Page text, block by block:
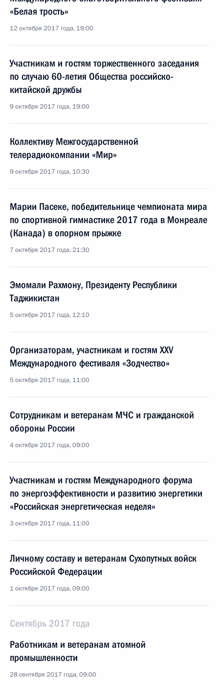
«Белая трость»
12 октября 2017 года, 19:00
Участникам и гостям торжественного заседания
по случаю 60-летия Общества российско-
китайской дружбы
9 октября 2017 года, 19:00
Коллективу Межгосударственной
телерадиокомпании «Мир»
9 октября 2017 года, 10:30
Марии Пасеке, победительнице чемпионата мира
по спортивной гимнастике 2017 года в Монреале
(Канада) в опорном прыжке
7 октября 2017 года, 21:30
Эмомали Рахмону, Президенту Республики
Таджикистан
5 октября 2017 года, 12:10
Организаторам, участникам и гостям XXV
Международного фестиваля «Зодчество»
5 октября 2017 года, 11:00
Сотрудникам и ветеранам МЧС и гражданской
обороны России
4 октября 2017 года, 09:00
Участникам и гостям Международного форума
по энергоэффективности и развитию энергетики
«Российская энергетическая неделя»
3 октября 2017 года, 11:00
Личному составу и ветеранам Сухопутных войск
Российской Федерации
1 октября 2017 года, 09:00
Сентябрь 2017 года
Работникам и ветеранам атомной
промышленности
28 сентября 2017 года, 09:00